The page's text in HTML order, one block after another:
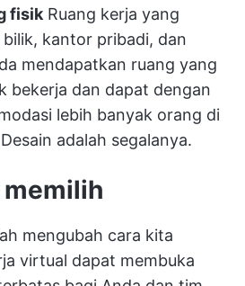
fisikRuang kerja yang
kantor pribadi, dan
mendapatkan ruang yang
bekerja dan dapat dengan
lebih banyak orang di
adalah segalanya.
memilih
mengubah cara kita
virtual dapat membuka